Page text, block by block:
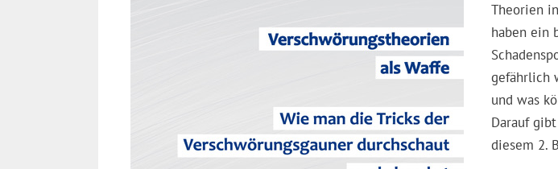
Theorien
haben ein
gefährlich
und was
Darauf
diesem 2.